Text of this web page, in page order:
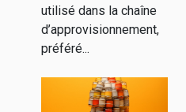
utilisé dans la chaîne
d’approvisionnement,
préféré...